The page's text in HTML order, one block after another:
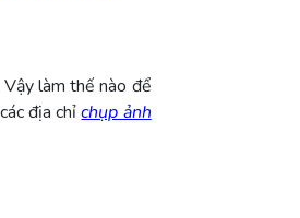
làm thế nào để
địa chỉchụp ảnh